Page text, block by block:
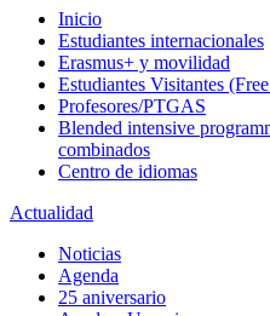
Inicio
Estudiantes internacionales
Erasmus+ y movilidad
Estudiantes Visitantes
Profesores/PTGAS
Blended intensive
combinados
Centro de idiomas
Actualidad
Noticias
Agenda
25 aniversario